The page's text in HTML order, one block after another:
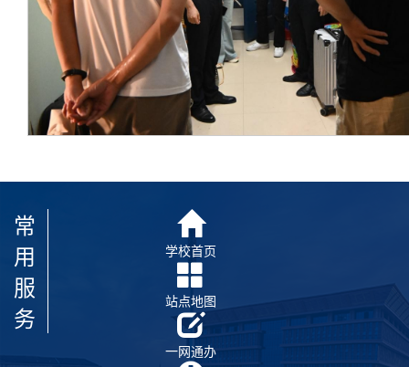
常
用
服
务
学校首页
站点地图
一网通办